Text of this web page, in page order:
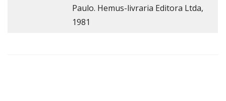
Paulo. Hemus-livraria Editora Ltda,
1981